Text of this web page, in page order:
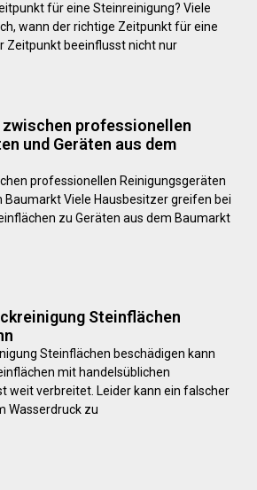
für eine Steinreinigung? Viele
wann der richtige Zeitpunkt für eine
Zeitpunkt beeinflusst nicht nur
zwischen professionellen
und Geräten aus dem
professionellen Reinigungsgeräten
Baumarkt Viele Hausbesitzer greifen bei
zu Geräten aus dem Baumarkt
Steinflächen
Steinflächen beschädigen kann
mit handelsüblichen
weit verbreitet. Leider kann ein falscher
Wasserdruck zu